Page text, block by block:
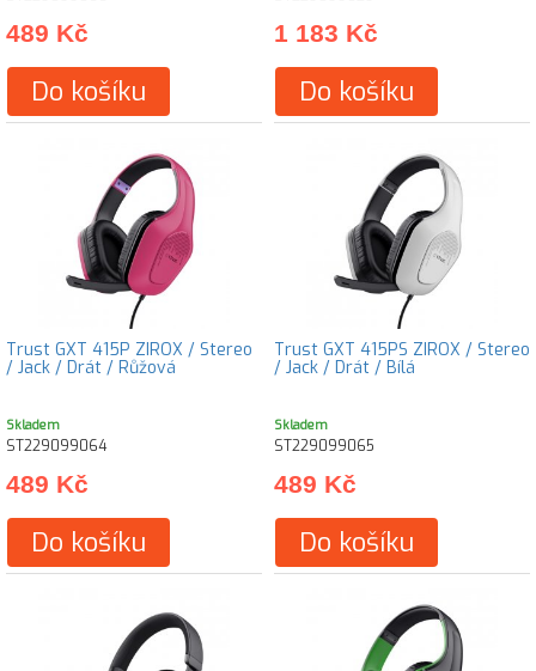
489 Kč
Do košíku
1 183 Kč
Do košíku
Trust GXT 415P ZIROX / Stereo
/ Jack / Drát / Růžová
Skladem
ST229099064
489 Kč
Do košíku
Trust GXT 415PS ZIROX / Stereo
/ Jack / Drát / Bílá
Skladem
ST229099065
489 Kč
Do košíku